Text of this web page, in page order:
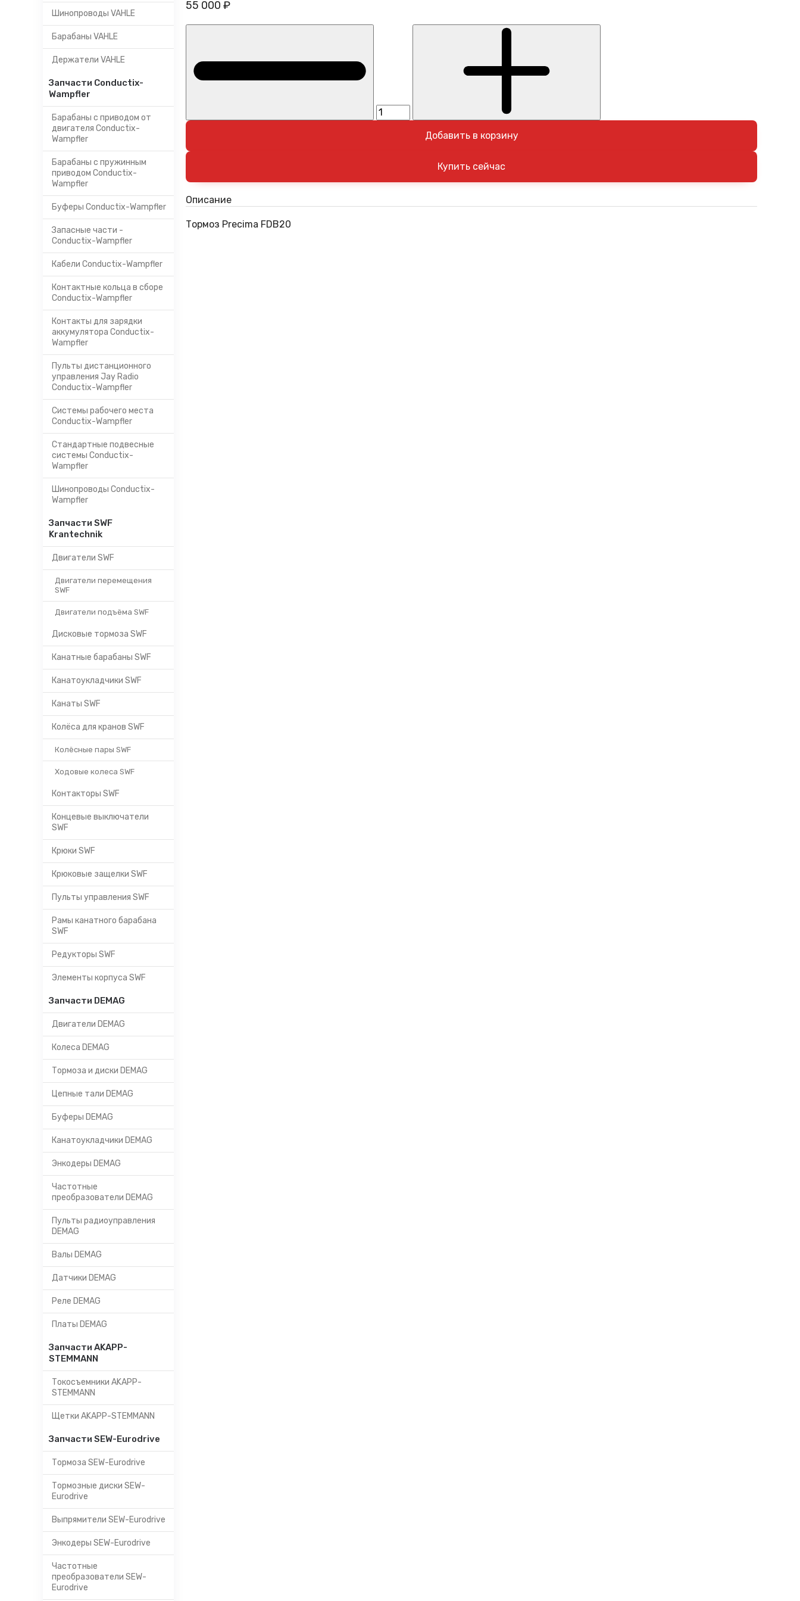
Шинопроводы VAHLE
Барабаны VAHLE
Держатели VAHLE
Запчасти Conductix-
Wampfler
Барабаны с приводом от
двигателя Conductix-
Wampfler
Барабаны с пружинным
приводом Conductix-
Wampfler
Буферы Conductix-Wampfler
Запасные части -
Conductix-Wampfler
Кабели Conductix-Wampfler
Контактные кольца в сборе
Conductix-Wampfler
Контакты для зарядки
аккумулятора Conductix-
Wampfler
Пульты дистанционного
управления Jay Radio
Conductix-Wampfler
Системы рабочего места
Conductix-Wampfler
Стандартные подвесные
системы Conductix-
Wampfler
Шинопроводы Conductix-
Wampfler
Запчасти SWF
Krantechnik
Двигатели SWF
Двигатели перемещения
SWF
Двигатели подъёма SWF
Дисковые тормоза SWF
Канатные барабаны SWF
Канатоукладчики SWF
Канаты SWF
Колёса для кранов SWF
Колёсные пары SWF
Ходовые колеса SWF
Контакторы SWF
Концевые выключатели
SWF
Крюки SWF
Крюковые защелки SWF
Пульты управления SWF
Рамы канатного барабана
SWF
Редукторы SWF
Элементы корпуса SWF
Запчасти DEMAG
Двигатели DEMAG
Колеса DEMAG
Тормоза и диски DEMAG
Цепные тали DEMAG
Буферы DEMAG
Канатоукладчики DEMAG
Энкодеры DEMAG
Частотные
преобразователи DEMAG
Пульты радиоуправления
DEMAG
Валы DEMAG
Датчики DEMAG
Реле DEMAG
Платы DEMAG
Запчасти AKAPP-
STEMMANN
Токосъемники AKAPP-
STEMMANN
Щетки AKAPP-STEMMANN
Запчасти SEW-Eurodrive
Тормоза SEW-Eurodrive
Тормозные диски SEW-
Eurodrive
Выпрямители SEW-Eurodrive
Энкодеры SEW-Eurodrive
Частотные
преобразователи SEW-
Eurodrive
55 000 ₽
Добавить в корзину
Описание
Тормоз Precima FDB20